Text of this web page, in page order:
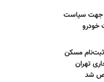
جهت سیاست
خودرو
مسکن
تهران
شد